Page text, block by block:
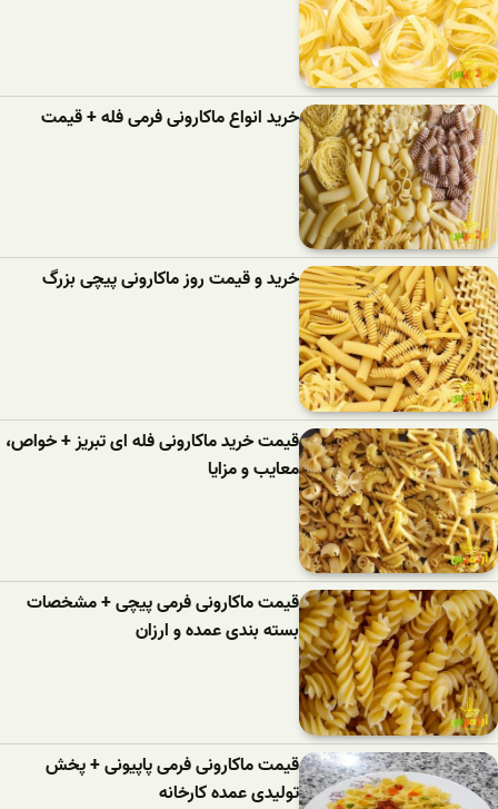
خرید انواع ماکارونی فرمی فله + قیمت
خرید و قیمت روز ماکارونی پیچی بزرگ
قیمت خرید ماکارونی فله ای تبریز + خواص،
معایب و مزایا
قیمت ماکارونی فرمی پیچی + مشخصات
بسته بندی عمده و ارزان
قیمت ماکارونی فرمی پاپیونی + پخش
تولیدی عمده کارخانه